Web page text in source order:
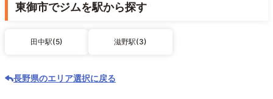
東御市でジムを駅から探す
田中駅(5) 滋野駅(3)
長野県のエリア選択に戻る